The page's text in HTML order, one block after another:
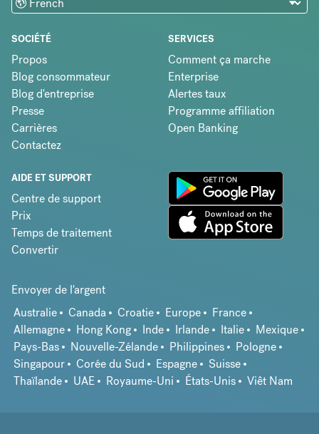
SOCIÉTÉ
Propos
Blog consommateur
Blog d'entreprise
Presse
Carrières
Contactez
SERVICES
Comment ça marche
Enterprise
Alertes taux
Programme affiliation
Open Banking
AIDE ET SUPPORT
Centre de support
Prix
Temps de traitement
Convertir
Envoyer de l'argent
Australie
Canada Croatie Europe
France
Allemagne
Hong Kong Inde Irlande Italie
Mexique
Pays-Bas
Nouvelle-Zélande Philippines
Pologne
Singapour
Corée du Sud Espagne
Suisse
Thaïlande
UAE Royaume-Uni États-Unis Viêt Nam